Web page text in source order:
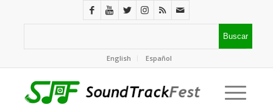
English Español